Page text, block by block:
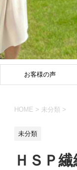
お客様の声
HOME > 未分類 >
未分類
ＨＳＰ